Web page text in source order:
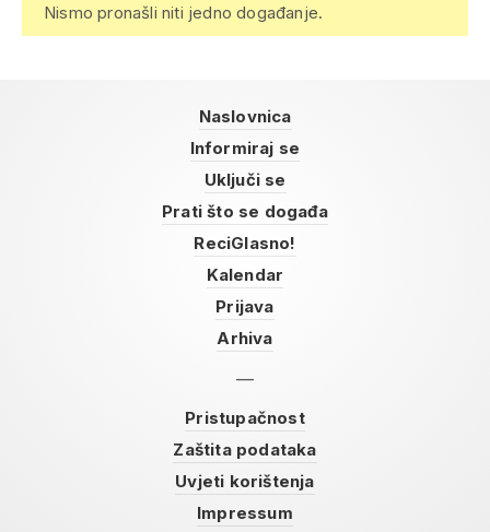
Nismo pronašli niti jedno događanje.
Naslovnica
Informiraj se
Uključi se
Prati što se događa
ReciGlasno!
Kalendar
Prijava
Arhiva
Pristupačnost
Zaštita podataka
Uvjeti korištenja
Impressum